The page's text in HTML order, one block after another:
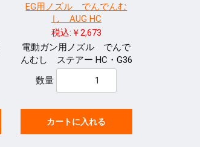
EG用ノズル でんでんむ
し AUG HC
税込:￥2,673
電動ガン用ノズル でんで
んむし ステアー HC・G36
数量
カートに入れる